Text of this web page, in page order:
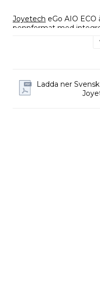
Joyetech eGo AIO
pennformat med
konstruktion och
Joyetech eGo AIO
top airflow. Modellen
Ladda ner